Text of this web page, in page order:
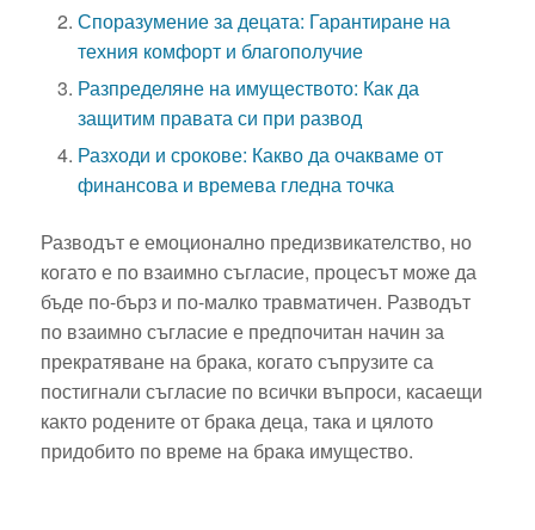
Споразумение за децата: Гарантиране на
техния комфорт и благополучие
Разпределяне на имуществото: Как да
защитим правата си при развод
Разходи и срокове: Какво да очакваме от
финансова и времева гледна точка
Разводът е емоционално предизвикателство, но
когато е по взаимно съгласие, процесът може да
бъде по-бърз и по-малко травматичен. Разводът
по взаимно съгласие е предпочитан начин за
прекратяване на брака, когато съпрузите са
постигнали съгласие по всички въпроси, касаещи
както родените от брака деца, така и цялото
придобито по време на брака имущество.